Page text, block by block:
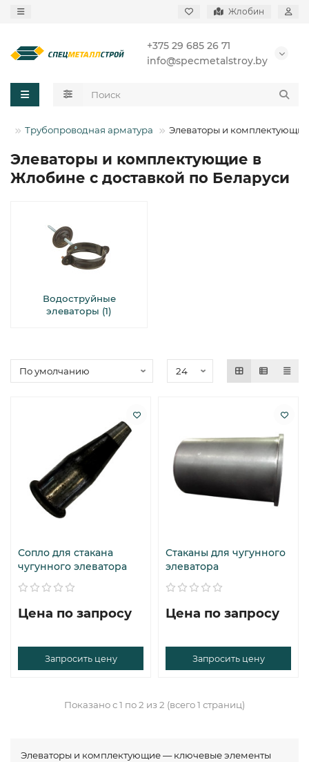
Жлобин
+375 29 685 26 71
info@specmetalstroy.by
Трубопроводная арматура Элеваторы и комплектующие
Элеваторы и комплектующие в
Жлобине с доставкой по Беларуси
Водоструйные
элеваторы (1)
Сопло для стакана
чугунного элеватора
Цена по запросу
Запросить цену
Стаканы для чугунного
элеватора
Цена по запросу
Запросить цену
Показано с 1 по 2 из 2 (всего 1 страниц)
Элеваторы и комплектующие — ключевые элементы